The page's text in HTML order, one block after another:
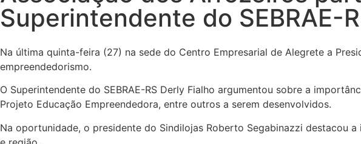
Superintendente do SEBRAE-
Na última quinta-feira (27) na sede do Centro Empresarial de Alegrete a
empreendedorismo.
O Superintendente do SEBRAE-RS Derly Fialho argumentou sobre a
Projeto Educação Empreendedora, entre outros a serem desenvolvidos.
Na oportunidade, o presidente do Sindilojas Roberto Segabinazzi destacou